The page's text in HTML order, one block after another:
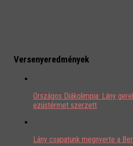
Versenyeredmények
Országos Diákolimpia: Lány
ezüstérmet szerzett
Lány csapatunk megnyerte a